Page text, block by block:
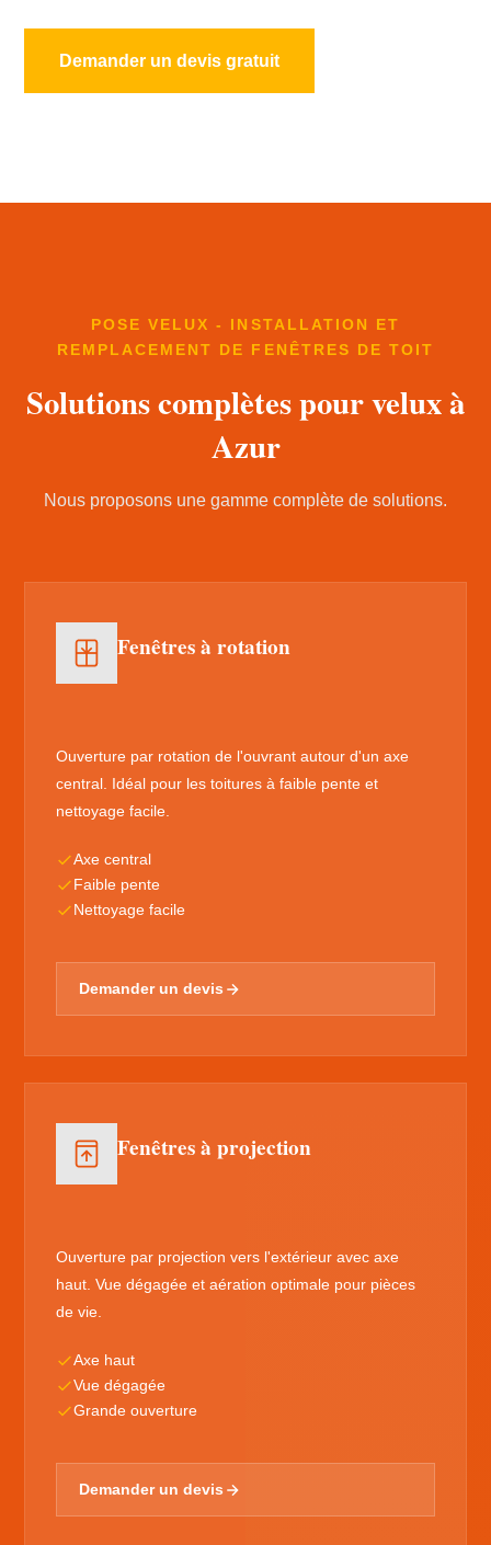
Demander un devis gratuit
POSE VELUX - INSTALLATION ET
REMPLACEMENT DE FENÊTRES DE TOIT
Solutions complètes pour velux à
Azur
Nous proposons une gamme complète de solutions.
Fenêtres à rotation
Ouverture par rotation de l'ouvrant autour d'un axe
central. Idéal pour les toitures à faible pente et
nettoyage facile.
Axe central
Faible pente
Nettoyage facile
Demander un devis
Fenêtres à projection
Ouverture par projection vers l'extérieur avec axe
haut. Vue dégagée et aération optimale pour pièces
de vie.
Axe haut
Vue dégagée
Grande ouverture
Demander un devis